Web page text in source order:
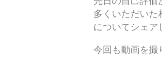
多くいただいた
についてシェア
今回も動画を撮